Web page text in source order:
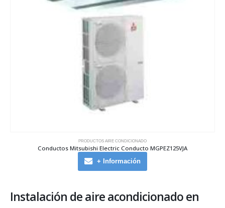
PRODUCTOS AIRE CONDICIONADO
Conductos Mitsubishi Electric Conducto MGPEZ125VJA
+ Información
Instalación de aire acondicionado en